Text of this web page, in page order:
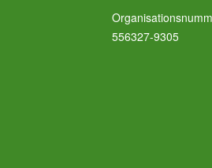
556327-9305